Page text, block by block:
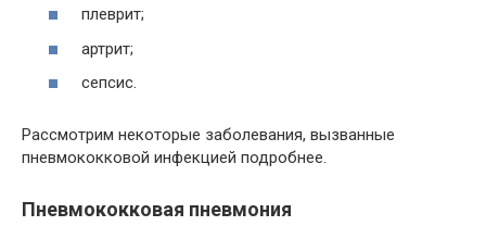
плеврит;
артрит;
сепсис.
Рассмотрим некоторые заболевания, вызванные
пневмококковой инфекцией подробнее.
Пневмококковая пневмония